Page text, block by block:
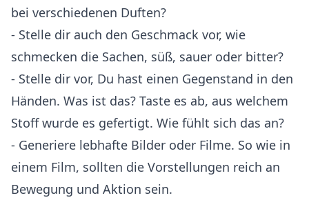
bei verschiedenen Duften?
- Stelle dir auch den Geschmack vor, wie
schmecken die Sachen, süß, sauer oder bitter?
- Stelle dir vor, Du hast einen Gegenstand in den
Händen. Was ist das? Taste es ab, aus welchem
Stoff wurde es gefertigt. Wie fühlt sich das an?
- Generiere lebhafte Bilder oder Filme. So wie in
einem Film, sollten die Vorstellungen reich an
Bewegung und Aktion sein.